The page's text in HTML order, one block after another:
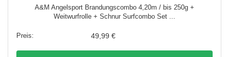
A&M Angelsport Brandungscombo 4,20m / bis 250g +
Weitwurfrolle + Schnur Surfcombo Set ...
49,99 €